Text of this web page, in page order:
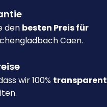
den besten Preis für
Caen.
wir 100% transparent